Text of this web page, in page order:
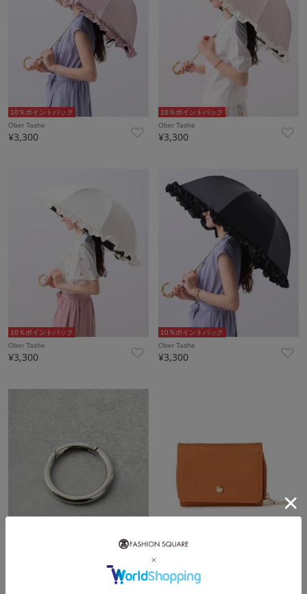
10％ポイントバック
Ober Tashe
¥3,300
10％ポイントバック
Ober Tashe
¥3,300
10％ポイントバック
Ober Tashe
¥3,300
10％ポイントバック
Ober Tashe
¥3,300
¥2,09230%OFF